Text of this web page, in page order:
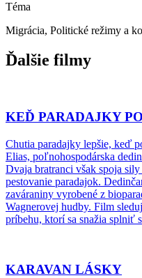
Téma
Migrácia, Politické režimy a
Ďalšie filmy
KEĎ PARADAJKY
Chutia paradajky lepšie, keď
Elias, poľnohospodárska
Dvaja bratranci však spoja
pestovanie paradajok.
zaváraniny vyrobené z
Wagnerovej hudby. Film
príbehu, ktorí sa snažia splniť
KARAVAN LÁSKY